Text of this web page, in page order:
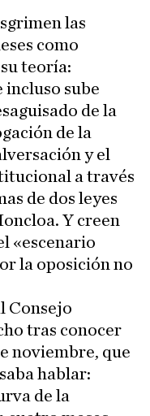
las
como
teoría:
incluso sube
de la
de la
y el
a través
de dos leyes
Y creen
«escenario
la oposición no
Consejo
tras conocer
noviembre, que
hablar:
de la